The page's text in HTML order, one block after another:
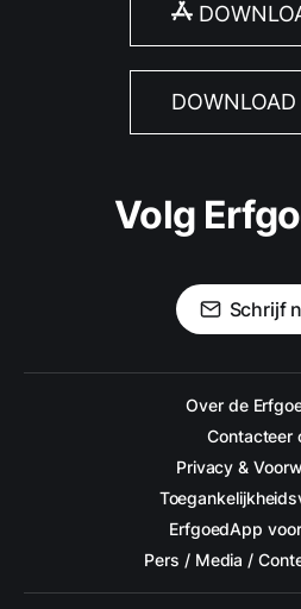
Volg
Schrijf
Over de
Contacteer
Privacy &
ErfgoedApp
Pers / Media /